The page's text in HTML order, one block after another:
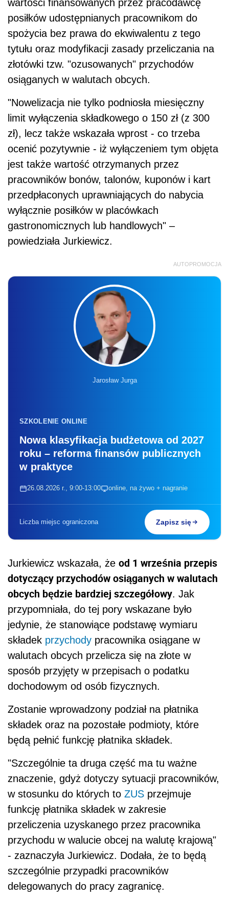
wartości finansowanych przez pracodawcę
posiłków udostępnianych pracownikom do
spożycia bez prawa do ekwiwalentu z tego
tytułu oraz modyfikacji zasady przeliczania na
złotówki tzw. "ozusowanych" przychodów
osiąganych w walutach obcych.
"Nowelizacja nie tylko podniosła miesięczny
limit wyłączenia składkowego o 150 zł (z 300
zł), lecz także wskazała wprost - co trzeba
ocenić pozytywnie - iż wyłączeniem tym objęta
jest także wartość otrzymanych przez
pracowników bonów, talonów, kuponów i kart
przedpłaconych uprawniających do nabycia
wyłącznie posiłków w placówkach
gastronomicznych lub handlowych" –
powiedziała Jurkiewicz.
AUTOPROMOCJA
Jarosław Jurga
SZKOLENIE ONLINE
Nowa klasyfikacja budżetowa od 2027
roku – reforma finansów publicznych
w praktyce
26.08.2026 r., 9:00-13:00 online, na żywo + nagranie
Liczba miejsc ograniczona Zapisz się
Jurkiewicz wskazała, że od 1 września przepis
dotyczący przychodów osiąganych w walutach
obcych będzie bardziej szczegółowy. Jak
przypomniała, do tej pory wskazane było
jedynie, że stanowiące podstawę wymiaru
składek przychody pracownika osiągane w
walutach obcych przelicza się na złote w
sposób przyjęty w przepisach o podatku
dochodowym od osób fizycznych.
Zostanie wprowadzony podział na płatnika
składek oraz na pozostałe podmioty, które
będą pełnić funkcję płatnika składek.
"Szczególnie ta druga część ma tu ważne
znaczenie, gdyż dotyczy sytuacji pracowników,
w stosunku do których to ZUS przejmuje
funkcję płatnika składek w zakresie
przeliczenia uzyskanego przez pracownika
przychodu w walucie obcej na walutę krajową"
- zaznaczyła Jurkiewicz. Dodała, że to będą
szczególnie przypadki pracowników
delegowanych do pracy zagranicę.